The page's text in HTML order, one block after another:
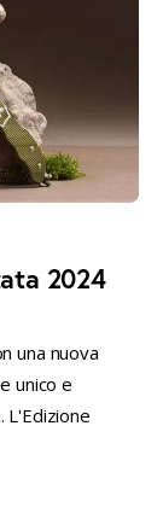
2024
una nuova
unico e
L'Edizione